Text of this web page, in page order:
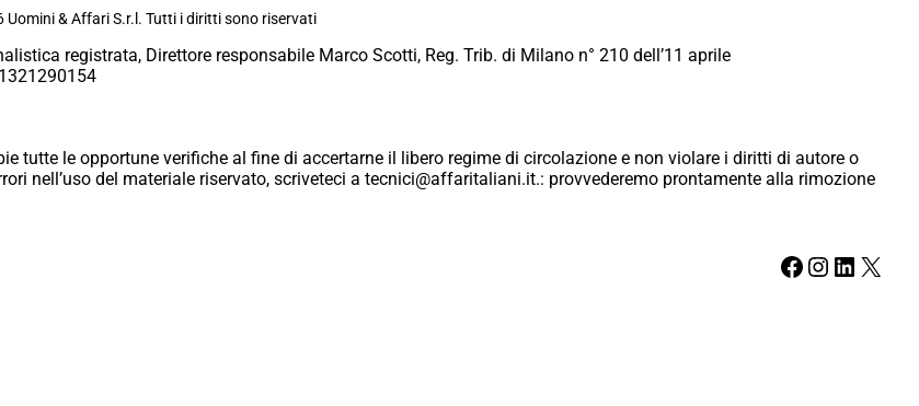
& Affari S.r.l. Tutti i diritti sono riservati
registrata, Direttore responsabile Marco Scotti, Reg. Trib. di Milano n° 210 dell’11 aprile
tutte le opportune verifiche al fine di accertarne il libero regime di circolazione e non violare i diritti di autore o
nell’uso del materiale riservato, scriveteci a tecnici@affaritaliani.it.: provvederemo prontamente alla rimozione
Facebook Instagram LinkedIn X